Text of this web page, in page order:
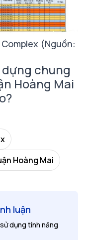
(Nguồn:
dựng chung
Hoàng Mai
Hoàng Mai
luận
dụng tính năng